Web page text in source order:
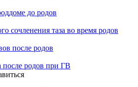
до родов
сочленения таза во время родов
после родов
после родов при ГВ